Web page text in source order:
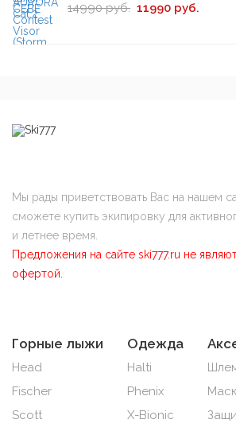
14990 руб. 11990 руб.
Мы рады приветствовать Вас на нашем
сможете купить экипировку для
и летнее время.
Предложения на сайте ski777.ru не
офертой.
Горные лыжи
Head
Fischer
Scott
Одежда
Halti
Phenix
X-Bionic